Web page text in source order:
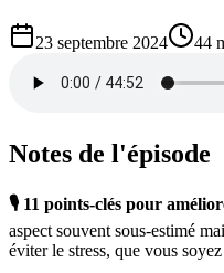
23 septembre 2024 44
Notes de l'épisode
🎙️ 11 points-clés pour
aspect souvent sous-estimé
éviter le stress, que vous